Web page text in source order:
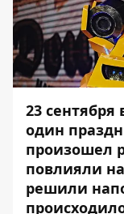
23
один
произошел
повлияли
решили